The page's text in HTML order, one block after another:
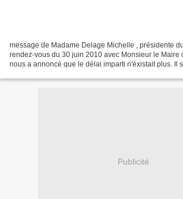
message de Madame Delage Michelle , présidente
rendez-vous du 30 juin 2010 avec Monsieur le Maire
nous a annoncé que le délai imparti n'éxistait plus. Il
Publicité